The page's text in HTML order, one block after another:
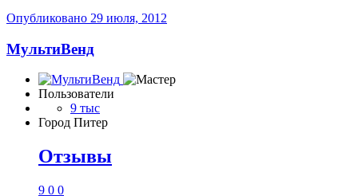
Опубликовано 29 июля, 2012
МультиВенд
Пользователи
9 тыс
Город Питер
Отзывы
9 0 0